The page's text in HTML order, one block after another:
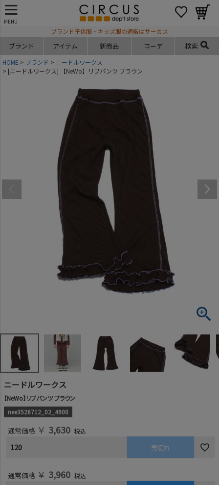
MENU
ブランド子供服・キッズ服の通販はサーカス
ブランド アイテム 新商品 コーデ 検索
HOME ブランド
ニードルワークス
[ニードルワークス] 【NeWo】リブパンツ ブラウン
ニードルワークス
【NeWo】リブパンツ ブラウン
nee3526712_02_4900
通常価格 ￥ 3,630 税込
120 売切れ
通常価格 ￥ 3,960 税込